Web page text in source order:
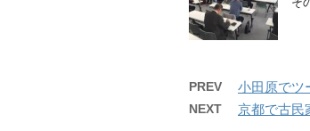
PREV 小田原でツ
NEXT 京都で古民